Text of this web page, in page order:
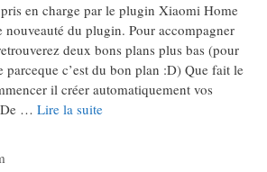
en charge par le plugin Xiaomi Home
nouveauté du plugin. Pour accompagner
deux bons plans plus bas (pour
parceque c’est du bon plan :D) Que fait le
il créer automatiquement vos
De … Lire la suite